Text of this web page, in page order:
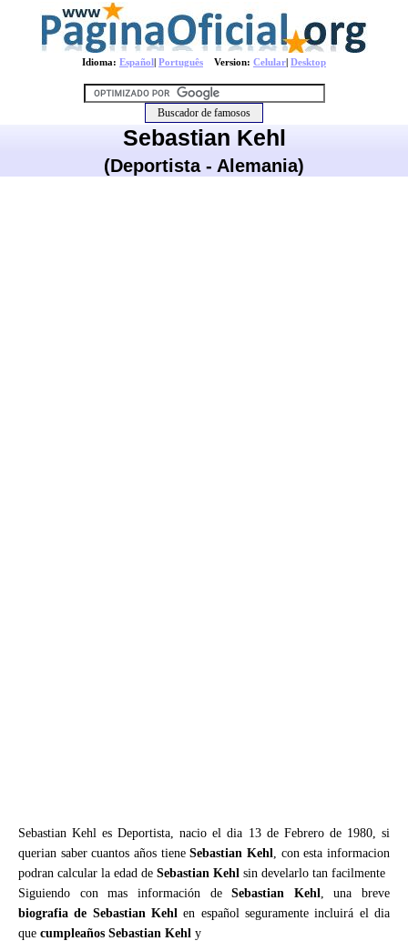
Idioma: Español| Português Version: Celular| Desktop
Sebastian Kehl
(Deportista - Alemania)
Sebastian Kehl es Deportista, nacio el dia 13 de Febrero de 1980, si
querian saber cuantos años tieneSebastian Kehl, con esta informacion
podran calcular la edad de Sebastian Kehl sin develarlo tan facilmente
Siguiendo con mas información deSebastian Kehl, una breve
biografia de Sebastian Kehl en español seguramente incluirá el dia
que cumpleaños Sebastian Kehl y